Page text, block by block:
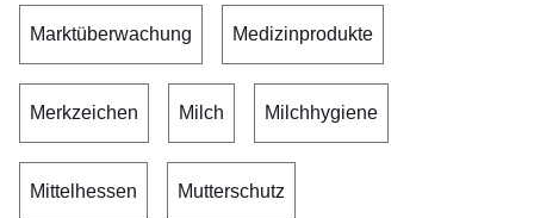
Marktüberwachung Medizinprodukte
Merkzeichen Milch Milchhygiene
Mittelhessen Mutterschutz